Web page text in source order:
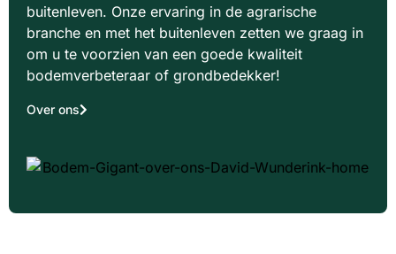
buitenleven. Onze ervaring in de agrarische
branche en met het buitenleven zetten we graag in
om u te voorzien van een goede kwaliteit
bodemverbeteraar of grondbedekker!
Over ons